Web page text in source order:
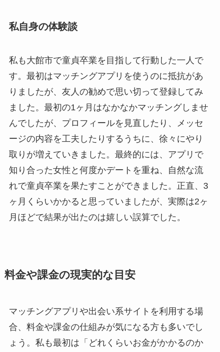
私自身の体験談
私も大館市で童貞卒業を目指して行動した一人で
す。最初はマッチングアプリを使うのに抵抗があ
りましたが、友人の勧めで思い切って登録してみ
ました。最初の1ヶ月はなかなかマッチングしませ
んでしたが、プロフィールを見直したり、メッセ
ージの内容を工夫したりするうちに、徐々にやり
取りが増えていきました。最終的には、アプリで
知り合った女性と何度かデートを重ね、自然な流
れで童貞卒業を果たすことができました。正直、3
ヶ月くらいかかると思っていましたが、実際は2ヶ
月ほどで結果が出たのは嬉しい誤算でした。
料金や課金の現実的な目安
マッチングアプリや出会い系サイトを利用する場
合、料金や課金の仕組みが気になる方も多いでし
ょう。私も最初は「どれくらいお金がかかるのか